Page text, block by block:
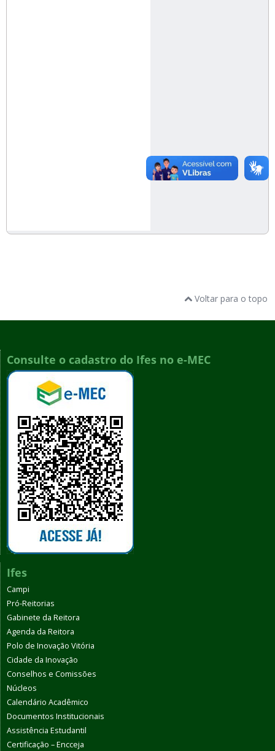
Voltar para o topo
Consulte o cadastro do Ifes no e-MEC
Ifes
Campi
Pró-Reitorias
Gabinete da Reitora
Agenda da Reitora
Polo de Inovação Vitória
Cidade da Inovação
Conselhos e Comissões
Núcleos
Calendário Acadêmico
Documentos Institucionais
Assistência Estudantil
Certificação – Encceja